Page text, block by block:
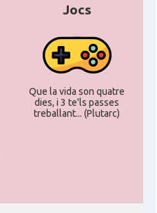
Jocs
Que la vida son quatre
dies, i 3 te'ls passes
treballant... (Plutarc)